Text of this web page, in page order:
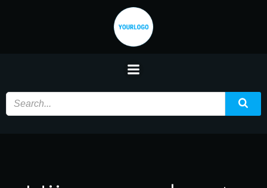
Saltar
contenido